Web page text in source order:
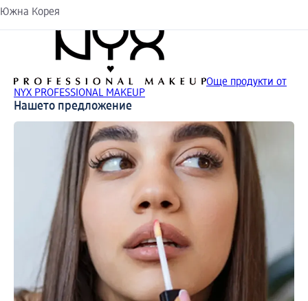
Южна Корея
Още продукти от
NYX PROFESSIONAL MAKEUP
Нашето предложение